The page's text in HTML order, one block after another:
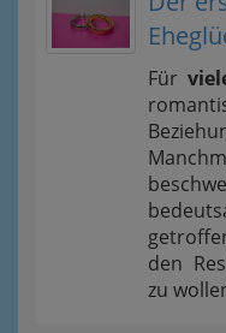
Für
den
zu